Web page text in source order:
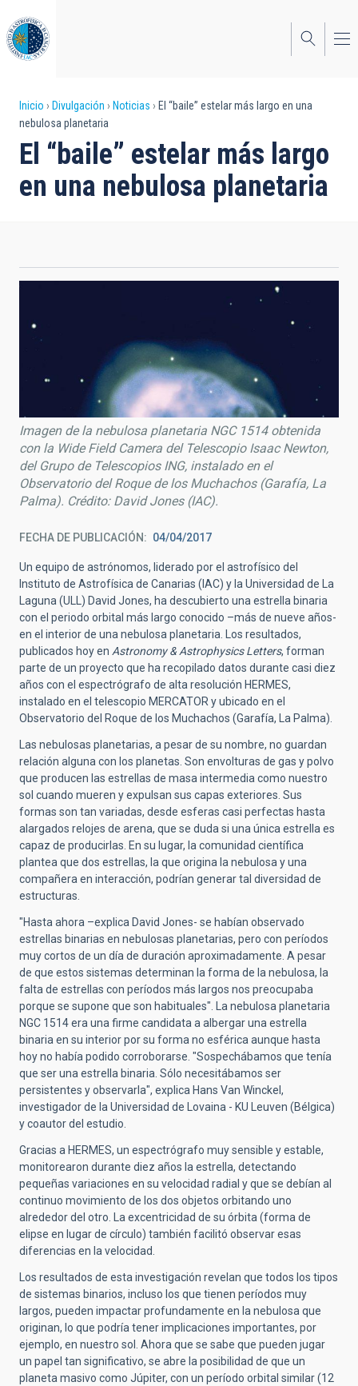
al
contenido
principal
Sobrescribir
enlaces
de
ayuda
navegación
Inicio Divulgación Noticias
El “baile” estelar más largo en una
nebulosa planetaria
El “baile” estelar más largo
en una nebulosa planetaria
Imagen de la nebulosa planetaria NGC 1514 obtenida
con la Wide Field Camera del Telescopio Isaac Newton,
del Grupo de Telescopios ING, instalado en el
Observatorio del Roque de los Muchachos (Garafía, La
Palma). Crédito: David Jones (IAC).
FECHA DE PUBLICACIÓN 04/04/2017
Un equipo de astrónomos, liderado por el astrofísico del
Instituto de Astrofísica de Canarias (IAC) y la Universidad de La
Laguna (ULL) David Jones, ha descubierto una estrella binaria
con el periodo orbital más largo conocido –más de nueve años-
en el interior de una nebulosa planetaria. Los resultados,
publicados hoy en Astronomy & Astrophysics Letters, forman
parte de un proyecto que ha recopilado datos durante casi diez
años con el espectrógrafo de alta resolución HERMES,
instalado en el telescopio MERCATOR y ubicado en el
Observatorio del Roque de los Muchachos (Garafía, La Palma).
Las nebulosas planetarias, a pesar de su nombre, no guardan
relación alguna con los planetas. Son envolturas de gas y polvo
que producen las estrellas de masa intermedia como nuestro
sol cuando mueren y expulsan sus capas exteriores. Sus
formas son tan variadas, desde esferas casi perfectas hasta
alargados relojes de arena, que se duda si una única estrella es
capaz de producirlas. En su lugar, la comunidad científica
plantea que dos estrellas, la que origina la nebulosa y una
compañera en interacción, podrían generar tal diversidad de
estructuras.
"Hasta ahora –explica David Jones- se habían observado
estrellas binarias en nebulosas planetarias, pero con períodos
muy cortos de un día de duración aproximadamente. A pesar
de que estos sistemas determinan la forma de la nebulosa, la
falta de estrellas con períodos más largos nos preocupaba
porque se supone que son habituales". La nebulosa planetaria
NGC 1514 era una firme candidata a albergar una estrella
binaria en su interior por su forma no esférica aunque hasta
hoy no había podido corroborarse. "Sospechábamos que tenía
que ser una estrella binaria. Sólo necesitábamos ser
persistentes y observarla", explica Hans Van Winckel,
investigador de la Universidad de Lovaina - KU Leuven (Bélgica)
y coautor del estudio.
Gracias a HERMES, un espectrógrafo muy sensible y estable,
monitorearon durante diez años la estrella, detectando
pequeñas variaciones en su velocidad radial y que se debían al
continuo movimiento de los dos objetos orbitando uno
alrededor del otro. La excentricidad de su órbita (forma de
elipse en lugar de círculo) también facilitó observar esas
diferencias en la velocidad.
Los resultados de esta investigación revelan que todos los tipos
de sistemas binarios, incluso los que tienen períodos muy
largos, pueden impactar profundamente en la nebulosa que
originan, lo que podría tener implicaciones importantes, por
ejemplo, en nuestro sol. Ahora que se sabe que pueden jugar
un papel tan significativo, se abre la posibilidad de que un
planeta masivo como Júpiter, con un período orbital similar (12